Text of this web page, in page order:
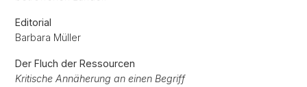
Editorial
Barbara Müller
Der Fluch der Ressourcen
Kritische Annäherung an einen Begriff